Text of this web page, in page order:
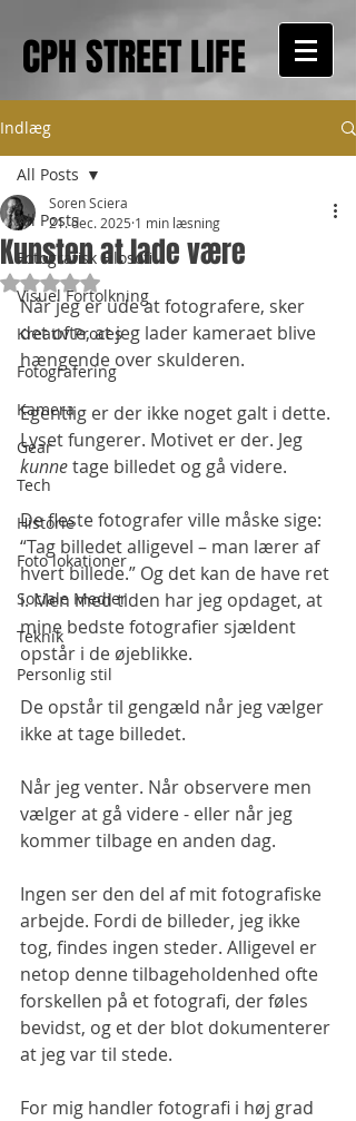
CPH STREET LIFE
Indlæg
All Posts
Fotografisk Filosofi
Visuel Fortolkning
Kreativ Proces
Fotografering
Kamera
Gear
Tech
Historie
Foto lokationer
Sociale Medier
Teknik
Personlig stil
All Posts
Kunsten at lade være
Soren Sciera
21. dec. 2025 1 min læsning
Bedømt til NaN ud af 5 stjerner.
Når jeg er ude at fotografere, sker
det ofte, at jeg lader kameraet blive
hængende over skulderen.
Egentlig er der ikke noget galt i dette.
Lyset fungerer. Motivet er der. Jeg
kunne tage billedet og gå videre.
De fleste fotografer ville måske sige:
“Tag billedet alligevel – man lærer af
hvert billede.” Og det kan de have ret
i. Men med tiden har jeg opdaget, at
mine bedste fotografier sjældent
opstår i de øjeblikke.
De opstår til gengæld når jeg vælger
ikke at tage billedet.
Når jeg venter. Når observere men
vælger at gå videre - eller når jeg
kommer tilbage en anden dag.
Ingen ser den del af mit fotografiske
arbejde. Fordi de billeder, jeg ikke
tog, findes ingen steder. Alligevel er
netop denne tilbageholdenhed ofte
forskellen på et fotografi, der føles
bevidst, og et der blot dokumenterer
at jeg var til stede.
For mig handler fotografi i høj grad